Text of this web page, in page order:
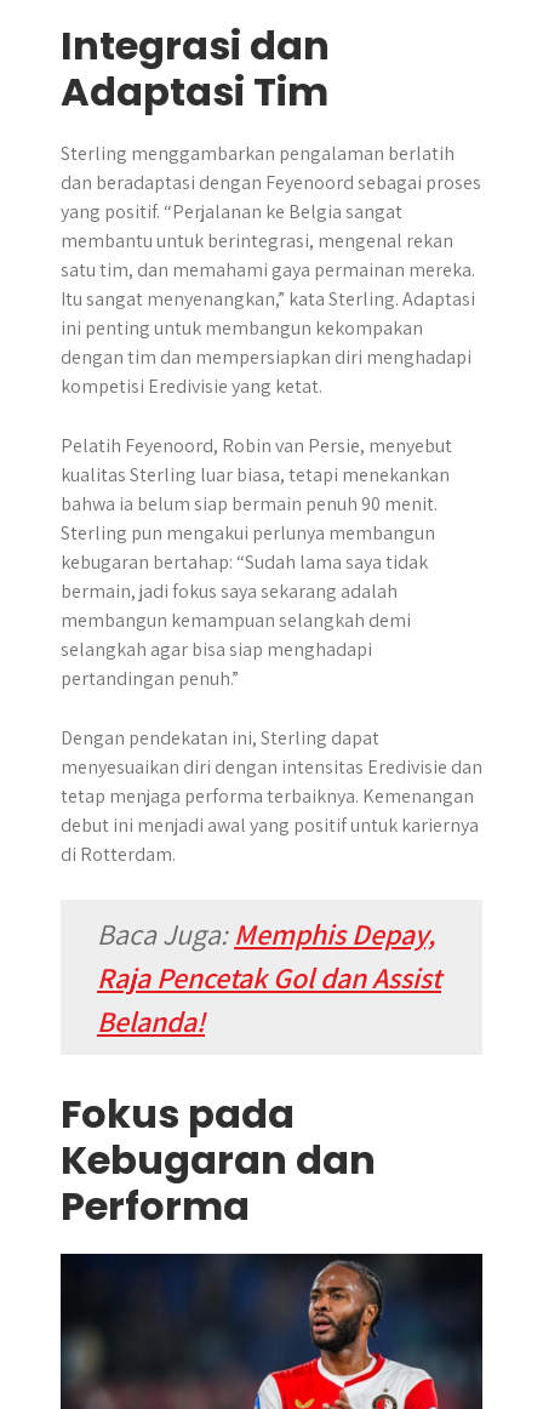
Integrasi dan
Adaptasi Tim
Sterling menggambarkan pengalaman berlatih
dan beradaptasi dengan Feyenoord sebagai proses
yang positif. “Perjalanan ke Belgia sangat
membantu untuk berintegrasi, mengenal rekan
satu tim, dan memahami gaya permainan mereka.
Itu sangat menyenangkan,” kata Sterling. Adaptasi
ini penting untuk membangun kekompakan
dengan tim dan mempersiapkan diri menghadapi
kompetisi Eredivisie yang ketat.
Pelatih Feyenoord, Robin van Persie, menyebut
kualitas Sterling luar biasa, tetapi menekankan
bahwa ia belum siap bermain penuh 90 menit.
Sterling pun mengakui perlunya membangun
kebugaran bertahap: “Sudah lama saya tidak
bermain, jadi fokus saya sekarang adalah
membangun kemampuan selangkah demi
selangkah agar bisa siap menghadapi
pertandingan penuh.”
Dengan pendekatan ini, Sterling dapat
menyesuaikan diri dengan intensitas Eredivisie dan
tetap menjaga performa terbaiknya. Kemenangan
debut ini menjadi awal yang positif untuk kariernya
di Rotterdam.
Baca Juga:Memphis Depay,
Raja Pencetak Gol dan Assist
Belanda!
Fokus pada
Kebugaran dan
Performa